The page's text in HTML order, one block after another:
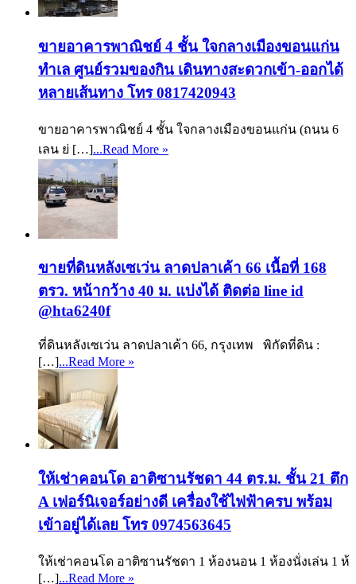
ขายอาคารพาณิชย์ 4 ชั้น ใจกลางเมืองขอนแก่น
ทำเล ศูนย์รวมของกิน เดินทางสะดวกเข้า-ออกได้
หลายเส้นทาง โทร 0817420943
ขายอาคารพาณิชย์ 4 ชั้น ใจกลางเมืองขอนแก่น (ถนน 6
เลน ย่ […]...Read More »
ขายที่ดินหลังเซเว่น ลาดปลาเค้า 66 เนื้อที่ 168
ตรว. หน้ากว้าง 40 ม. แบ่งได้ ติดต่อ line id
@hta6240f
ที่ดินหลังเซเว่น ลาดปลาเค้า 66, กรุงเทพ พิกัดที่ดิน :
[…]...Read More »
ให้เช่าคอนโด อาติซานรัชดา 44 ตร.ม. ชั้น 21 ตึก
A เฟอร์นิเจอร์อย่างดี เครื่องใช้ไฟฟ้าครบ พร้อม
เข้าอยู่ได้เลย โทร 0974563645
ให้เช่าคอนโด อาติซานรัชดา 1 ห้องนอน 1 ห้องนั่งเล่น 1 ห้
[…]...Read More »